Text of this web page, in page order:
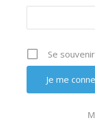
Se